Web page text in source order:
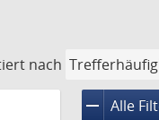
nach
remove Alle